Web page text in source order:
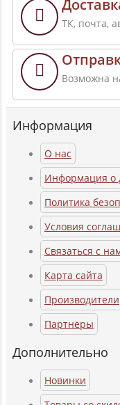
ТК, почта,
Возможна
Информация
О нас
Информация о
Политика
Условия
Связаться с
Карта сайта
Производители
Партнёры
Дополнительно
Новинки